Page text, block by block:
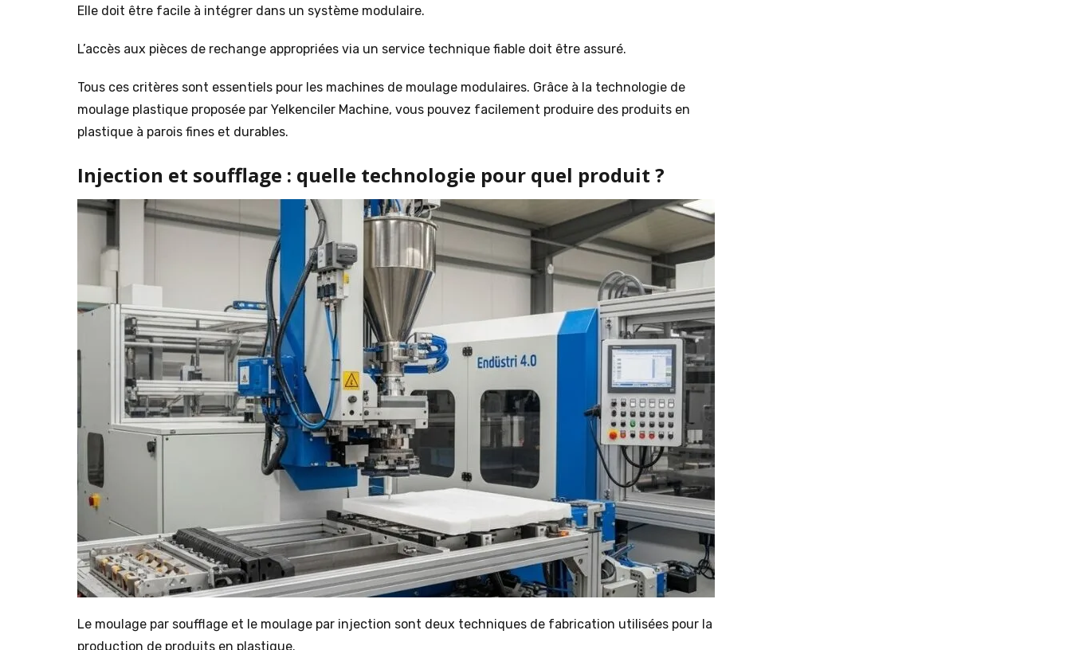
Elle doit être facile à intégrer dans un système modulaire.
L’accès aux pièces de rechange appropriées via un service technique fiable doit être assuré.
Tous ces critères sont essentiels pour les machines de moulage modulaires. Grâce à la technologie de
moulage plastique proposée par Yelkenciler Machine, vous pouvez facilement produire des produits en
plastique à parois fines et durables.
Injection et soufflage : quelle technologie pour quel produit ?
Le moulage par soufflage et le moulage par injection sont deux techniques de fabrication utilisées pour la
production de produits en plastique.